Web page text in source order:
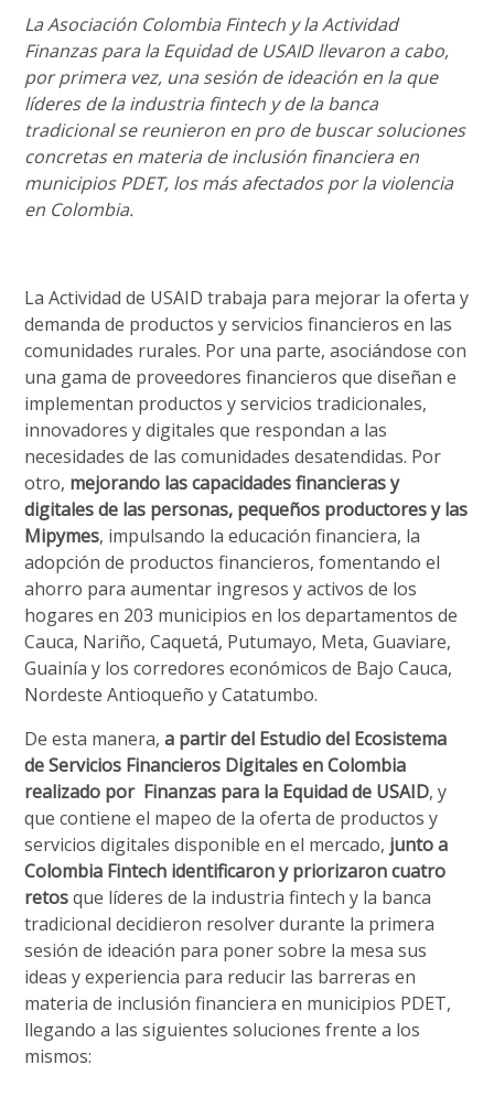
La Asociación Colombia Fintech y la Actividad
Finanzas para la Equidad de USAID llevaron a cabo,
por primera vez, una sesión de ideación en la que
líderes de la industria fintech y de la banca
tradicional se reunieron en pro de buscar soluciones
concretas en materia de inclusión financiera en
municipios PDET, los más afectados por la violencia
en Colombia.
La Actividad de USAID trabaja para mejorar la oferta y
demanda de productos y servicios financieros en las
comunidades rurales. Por una parte, asociándose con
una gama de proveedores financieros que diseñan e
implementan productos y servicios tradicionales,
innovadores y digitales que respondan a las
necesidades de las comunidades desatendidas. Por
otro, mejorando las capacidades financieras y
digitales de las personas, pequeños productores y las
Mipymes, impulsando la educación financiera, la
adopción de productos financieros, fomentando el
ahorro para aumentar ingresos y activos de los
hogares en 203 municipios en los departamentos de
Cauca, Nariño, Caquetá, Putumayo, Meta, Guaviare,
Guainía y los corredores económicos de Bajo Cauca,
Nordeste Antioqueño y Catatumbo.
De esta manera,a partir del Estudio del Ecosistema
de Servicios Financieros Digitales en Colombia
realizado por Finanzas para la Equidad de USAID, y
que contiene el mapeo de la oferta de productos y
servicios digitales disponible en el mercado, junto a
Colombia Fintech identificaron y priorizaron cuatro
retosque líderes de la industria fintech y la banca
tradicional decidieron resolver durante la primera
sesión de ideación para poner sobre la mesa sus
ideas y experiencia para reducir las barreras en
materia de inclusión financiera en municipios PDET,
llegando a las siguientes soluciones frente a los
mismos: